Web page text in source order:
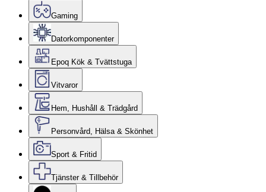
Gaming
Datorkomponenter
Epoq Kök & Tvättstuga
Vitvaror
Hem, Hushåll & Trädgård
Personvård, Hälsa & Skönhet
Sport & Fritid
Tjänster & Tillbehör